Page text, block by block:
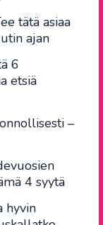
tätä asiaa
ajan
6
etsiä
–
4 syytä
hyvin